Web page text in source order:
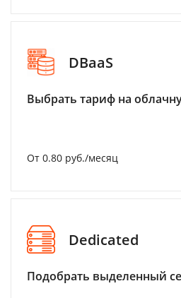
DBaaS
Выбрать тариф на
От 0.80 руб./месяц
Dedicated
Подобрать выделенный